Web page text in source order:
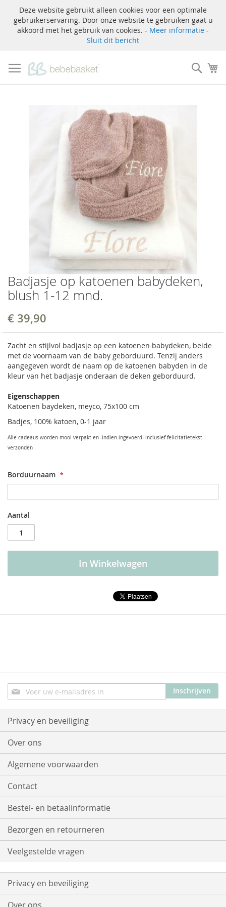
Deze website gebruikt alleen cookies voor een optimale
gebruikerservaring. Door onze website te gebruiken gaat u
akkoord met het gebruik van cookies. - Meer informatie -
Sluit dit bericht
naar
de
inhoud
Zoek
Badjasje op katoenen babydeken,
blush 1-12 mnd.
€ 39,90
Zacht en stijlvol badjasje op een katoenen babydeken, beide
met de voornaam van de baby geborduurd. Tenzij anders
aangegeven wordt de naam op de katoenen babyden in de
kleur van het badjasje onderaan de deken geborduurd.
Eigenschappen
Katoenen baydeken, meyco, 75x100 cm
Badjes, 100% katoen, 0-1 jaar
Alle cadeaus worden mooi verpakt en -indien ingevoerd- inclusief felicitatietekst
verzonden
Borduurnaam
Aantal
In Winkelwagen
Abonneer
u
op
onze
nieuwsbrief
Inschrijven
Privacy en beveiliging
Over ons
Algemene voorwaarden
Contact
Bestel- en betaalinformatie
Bezorgen en retourneren
Veelgestelde vragen
Privacy en beveiliging